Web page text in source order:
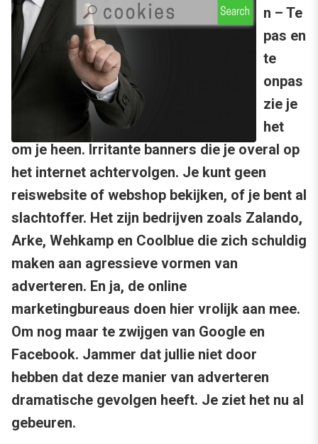
n – Te
pas en
te
onpas
zie je
het
om je heen. Irritante banners die je overal op
het internet achtervolgen. Je kunt geen
reiswebsite of webshop bekijken, of je bent al
slachtoffer. Het zijn bedrijven zoals Zalando,
Arke, Wehkamp en Coolblue die zich schuldig
maken aan agressieve vormen van
adverteren. En ja, de online
marketingbureaus doen hier vrolijk aan mee.
Om nog maar te zwijgen van Google en
Facebook. Jammer dat jullie niet door
hebben dat deze manier van adverteren
dramatische gevolgen heeft. Je ziet het nu al
gebeuren.